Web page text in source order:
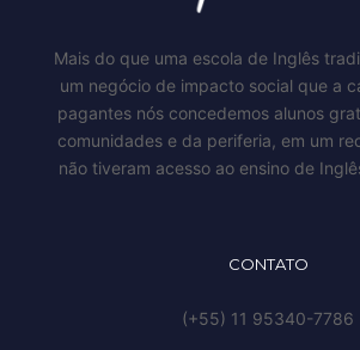
Mais do que uma escola de Inglês
um negócio de impacto social que a
pagantes nós concedemos alunos
comunidades e da periferia, em um
não tiveram acesso ao ensino de
CONTATO
(+55) 11 95340-7786